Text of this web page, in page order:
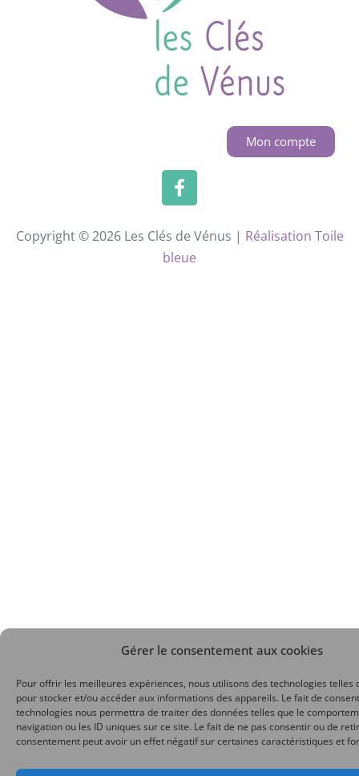
Gérer le consentement aux cookies
Pour offrir les meilleures expériences, nous utilisons des technologies telles
pour stocker et/ou accéder aux informations des appareils. Le fait de
technologies nous permettra de traiter des données telles que le
navigation ou les ID uniques sur ce site. Le fait de ne pas consentir ou de
consentement peut avoir un effet négatif sur certaines caractéristiques et
Mon compte
Copyright © 2026 Les Clés de Vénus | Réalisation Toile
bleue